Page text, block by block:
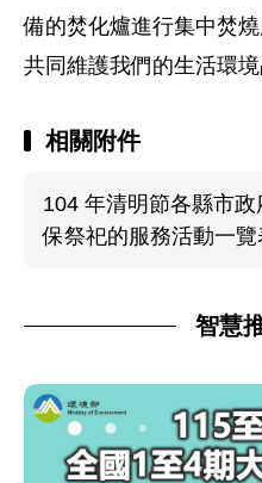
備的焚化爐進行集中焚
共同維護我們的生活環境
相關附件
104 年清明節各縣市
保祭祀的服務活動一
智慧